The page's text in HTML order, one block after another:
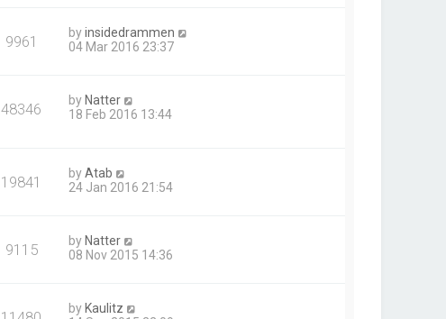
9961 byinsidedrammen
04 Mar 2016 23:37
48346 byNatter
18 Feb 2016 13:44
19841 byAtab
24 Jan 2016 21:54
9115 by Natter
08 Nov 2015 14:36
by Kaulitz